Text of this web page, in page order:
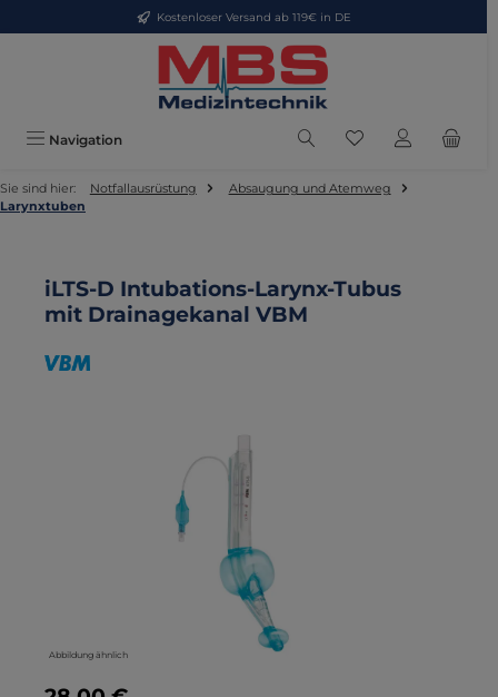
Zum Hauptinhalt springenKostenloser Versand ab 119€ in DE
Navigation Du hast 0
Sie sind hier: Notfallausrüstung
Absaugung und Atemweg
Larynxtuben
iLTS-D Intubations-Larynx-Tubus
mit Drainagekanal VBM
Abbildung ähnlich
Regulärer Preis: